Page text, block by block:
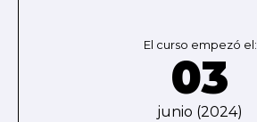
El curso empezó el:
03
junio (2024)